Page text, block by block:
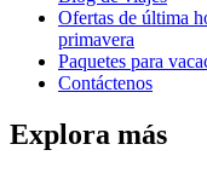
Ofertas de última
primavera
Paquetes para
Contáctenos
Explora más